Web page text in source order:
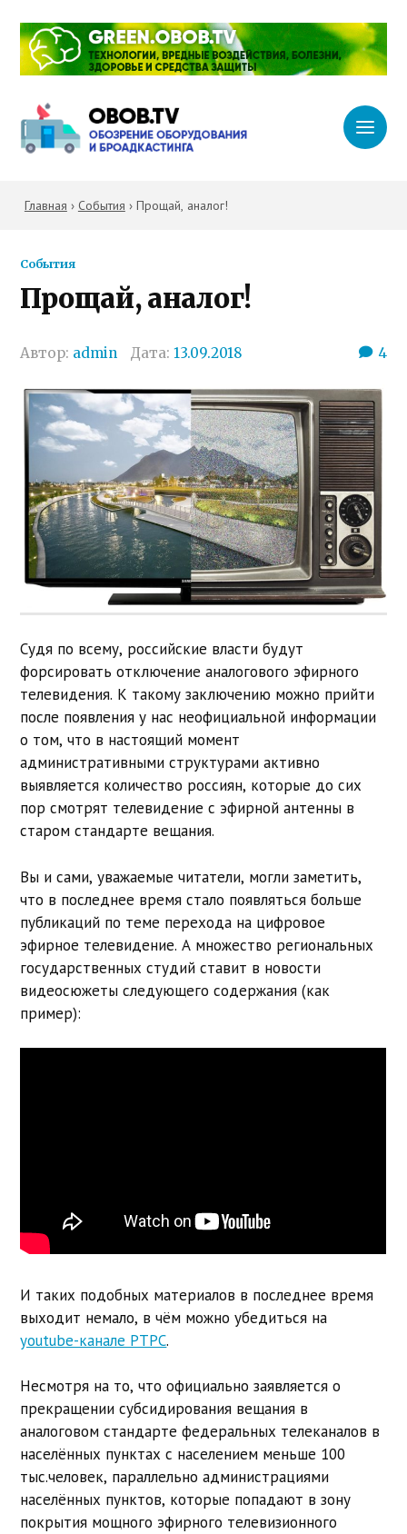
Главная › События › Прощай, аналог!
События
Прощай, аналог!
Автор: admin Дата:13.09.2018 4
Судя по всему, российские власти будут
форсировать отключение аналогового эфирного
телевидения. К такому заключению можно прийти
после появления у нас неофициальной информации
о том, что в настоящий момент
административными структурами активно
выявляется количество россиян, которые до сих
пор смотрят телевидение с эфирной антенны в
старом стандарте вещания.
Вы и сами, уважаемые читатели, могли заметить,
что в последнее время стало появляться больше
публикаций по теме перехода на цифровое
эфирное телевидение. А множество региональных
государственных студий ставит в новости
видеосюжеты следующего содержания (как
пример):
И таких подобных материалов в последнее время
выходит немало, в чём можно убедиться на
youtube-канале РТРС.
Несмотря на то, что официально заявляется о
прекращении субсидирования вещания в
аналоговом стандарте федеральных телеканалов в
населённых пунктах с населением меньше 100
тыс.человек, параллельно администрациями
населённых пунктов, которые попадают в зону
покрытия мощного эфирного телевизионного